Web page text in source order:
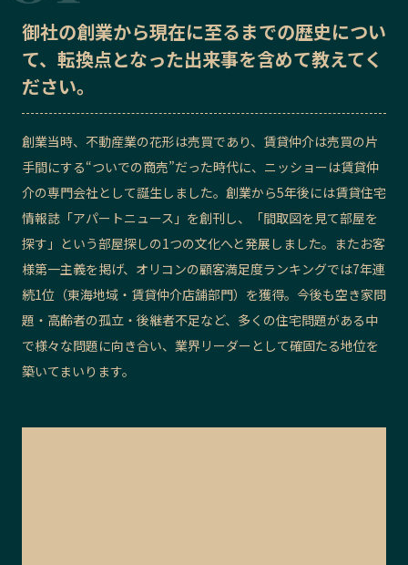
記事ライター アンバサダー
お問い合わせ
御社の創業から現在に至るまでの歴史につい
て、転換点となった出来事を含めて教えてく
ださい。
創業当時、不動産業の花形は売買であり、賃貸仲介は売買の片
手間にする“ついでの商売”だった時代に、ニッショーは賃貸仲
介の専門会社として誕生しました。創業から5年後には賃貸住宅
情報誌「アパートニュース」を創刊し、「間取図を見て部屋を
探す」という部屋探しの1つの文化へと発展しました。またお客
様第一主義を掲げ、オリコンの顧客満足度ランキングでは7年連
続1位（東海地域・賃貸仲介店舗部門）を獲得。今後も空き家問
題・高齢者の孤立・後継者不足など、多くの住宅問題がある中
で様々な問題に向き合い、業界リーダーとして確固たる地位を
築いてまいります。